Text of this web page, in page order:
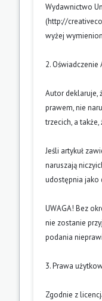
Wydawnictwo
(http://
wyżej
2. Oświadczenie
Autor deklaruje,
prawem, nie
trzecich, a
Jeśli artykuł
naruszają
udostępnia jako
UWAGA! Bez
nie zostanie
podania
3. Prawa
Zgodnie z